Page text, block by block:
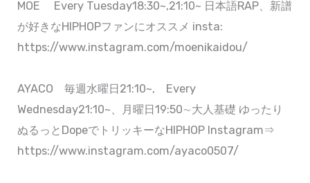
MOE Every Tuesday18:30~,21:10~ 日本語RAP、新譜
が好きなHIPHOPファンにオススメ insta:
https://www.instagram.com/moenikaidou/
AYACO 毎週水曜日21:10~, Every
Wednesday21:10~、月曜日19:50∼大人基礎 ゆったり
ぬるっとDopeでトリッキーなHIPHOP Instagram⇒
https://www.instagram.com/ayaco0507/